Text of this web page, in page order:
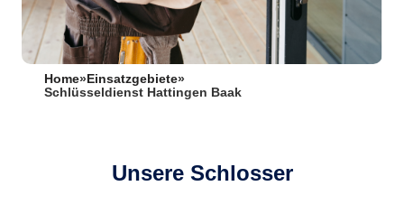
Home» Einsatzgebiete»
Schlüsseldienst Hattingen Baak
Unsere Schlosser